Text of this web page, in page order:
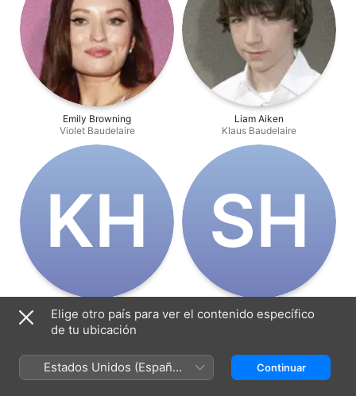
Emily Browning
Violet Baudelaire
Liam Aiken
Klaus Baudelaire
K‌H
Kara Hoffman
Sunny
S‌H
Shelby Hoffman
Sunny
Elige otro país para ver el contenido específico
de tu ubicación
Estados Unidos (Español
México)
Continuar